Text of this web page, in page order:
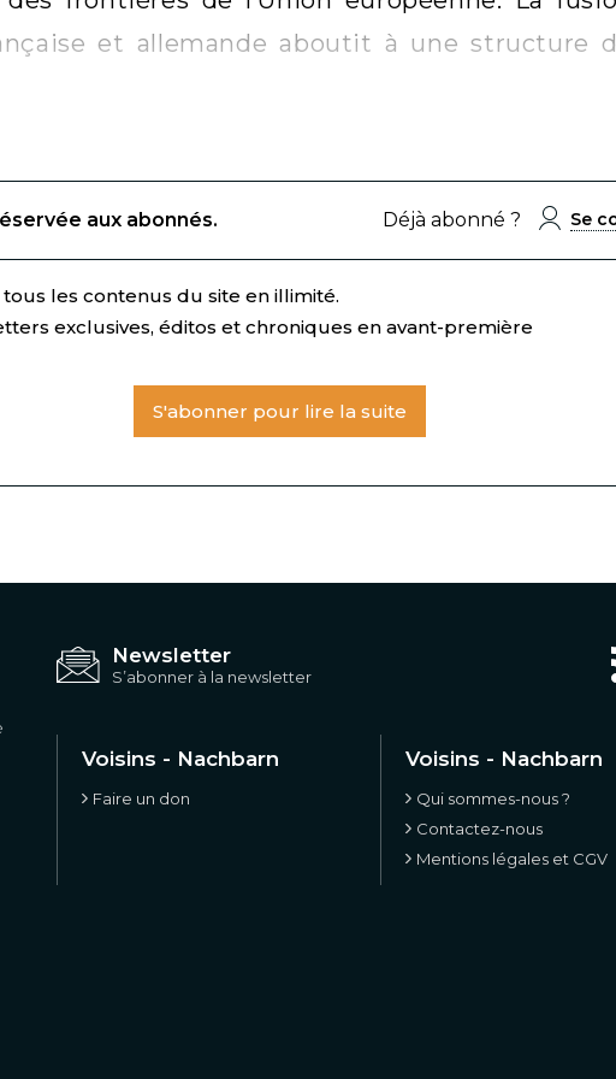
et allemande aboutit à une structure
aux abonnés. Déjà abonné ? Se
les contenus du site en illimité.
exclusives, éditos et chroniques en avant-première
S'abonner pour lire la suite
Newsletter
S’abonner à la newsletter
Voisins - Nachbarn
Faire un don
Voisins - Nachbarn
Qui sommes-nous ?
Contactez-nous
Mentions légales et CGV